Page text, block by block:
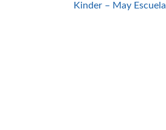
Kinder – May